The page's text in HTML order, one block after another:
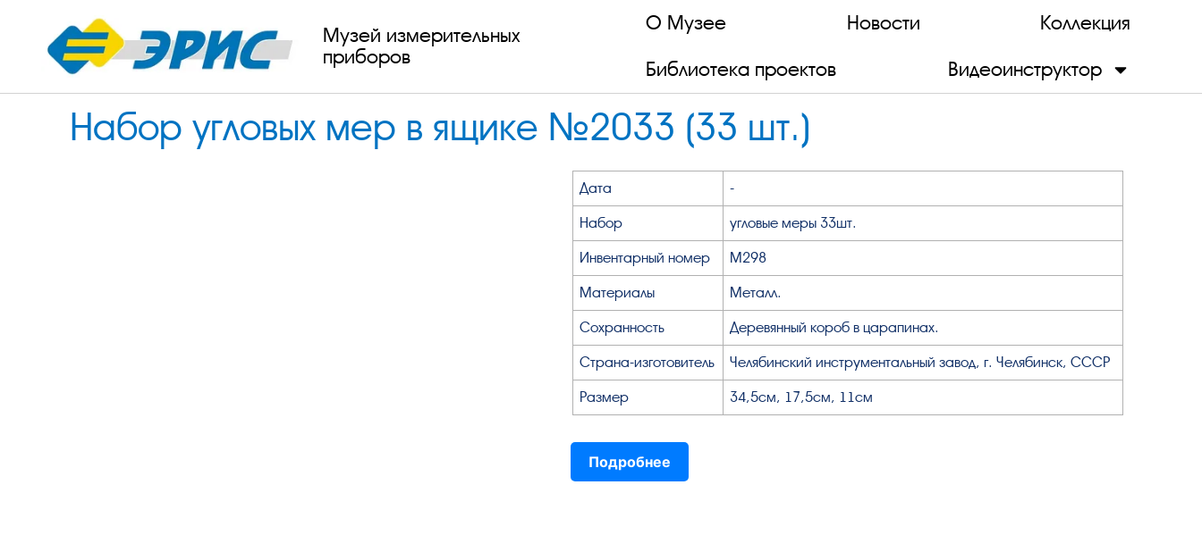
Музей измерительных
приборов
О Музее Новости Коллекция
Библиотека проектов Видеоинструктор
Набор угловых мер в ящике №2033 (33 шт.)
Дата -
Набор угловые меры 33шт.
Инвентарный номер М298
Материалы Металл.
Сохранность Деревянный короб в царапинах.
Страна-изготовитель Челябинский инструментальный завод, г. Челябинск, СССР
Размер 34,5см, 17,5см, 11см
Подробнее